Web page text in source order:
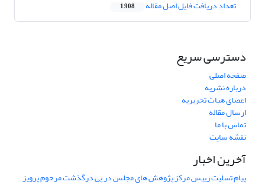
تعداد دریافت فایل اصل مقاله 1,908
دسترسی سریع
صفحه اصلی
درباره نشریه
اعضای هیات تحریریه
ارسال مقاله
تماس با ما
نقشه سایت
آخرین اخبار
پیام تسلیت رییس مرکز پژوهش های مجلس در پی درگذشت مرحوم پرویز